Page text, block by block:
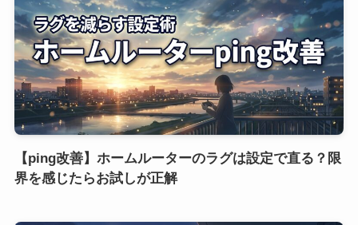
【ping改善】ホームルーターのラグは設定で直る？限
界を感じたらお試しが正解